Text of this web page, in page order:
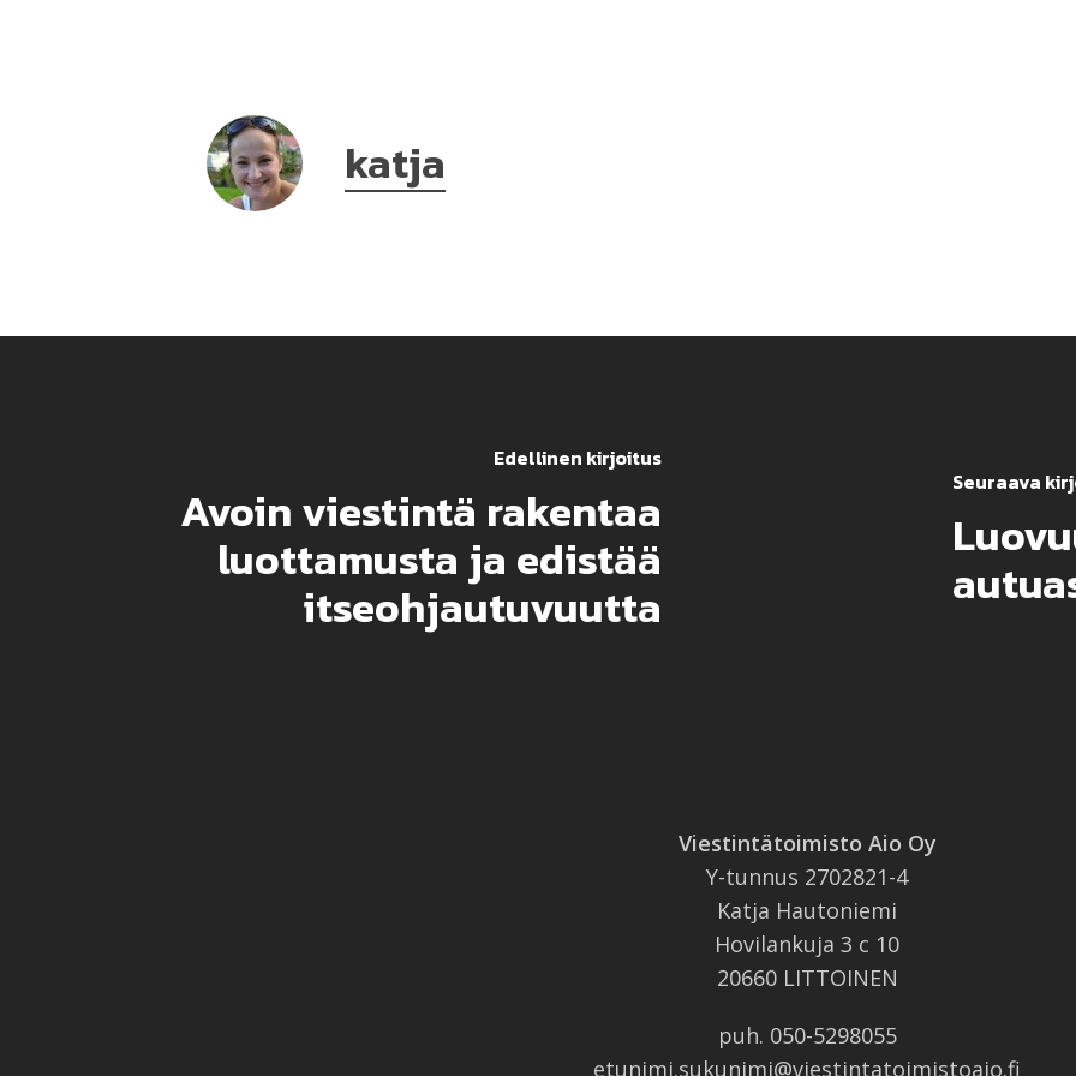
katja
Edellinen kirjoitus
Avoin viestintä rakentaa
luottamusta ja edistää
itseohjautuvuutta
Seuraava
Viestintätoimisto Aio Oy
Y-tunnus 2702821-4
Katja Hautoniemi
Hovilankuja 3 c 10
20660 LITTOINEN
puh. 050-5298055
etunimi.sukunimi@viestintatoimistoaio.fi